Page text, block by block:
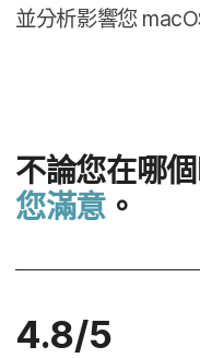
並​分析​影響​您
不論您​在​哪​
您滿意。
4.8/5